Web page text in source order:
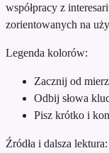
współpracy z
zorientowanych na
Legenda kolorów:
Zacznij od
Odbij słowa
Pisz krótko i
Źródła i dalsza lektura: